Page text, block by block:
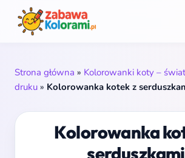
Strona główna » Kolorowanki koty –
druku » Kolorowanka kotek z
Kolorowanka
serduszkami